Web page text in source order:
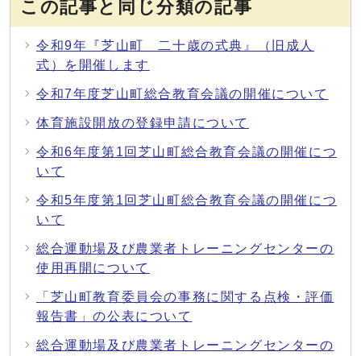
この記事と同じ分類の記事
令和9年『芝山町 二十歳の式典』（旧成人
式）を開催します
令和7年度芝山町総合教育会議の開催について
体育施設開放の登録申請について
令和6年度第1回芝山町総合教育会議の開催につ
いて
令和5年度第1回芝山町総合教育会議の開催につ
いて
総合運動場及び農業者トレーニングセンターの
使用再開について
「芝山町教育委員会の事務に関する点検・評価
報告書」の公表について
総合運動場及び農業者トレーニングセンターの